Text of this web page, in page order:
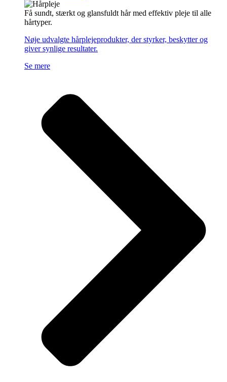
Få sundt, stærkt og glansfuldt hår med effektiv pleje til alle
hårtyper.
Nøje udvalgte hårplejeprodukter, der styrker, beskytter og
giver synlige resultater.
Se mere